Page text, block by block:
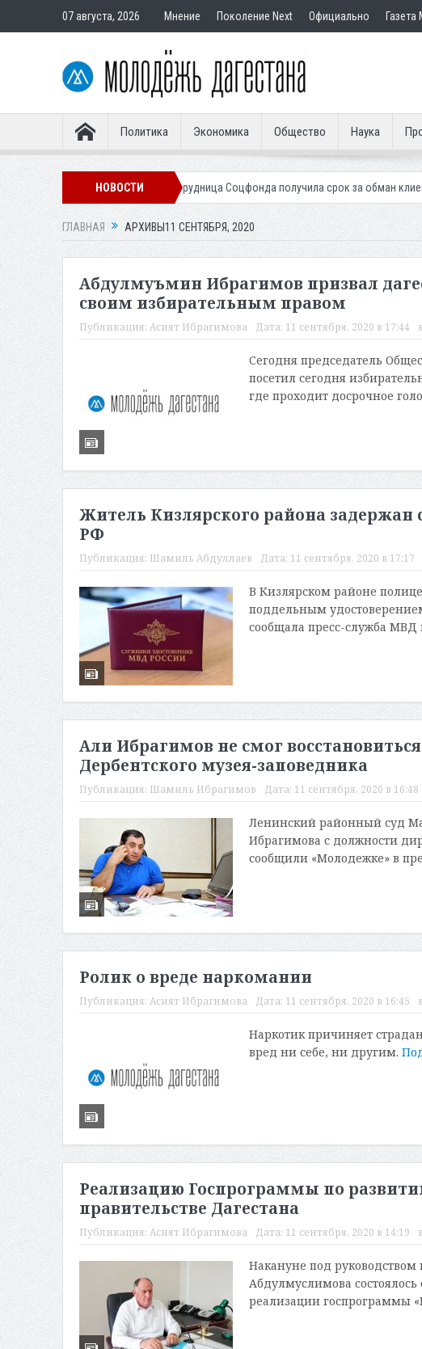
07 августа, 2026 Мнение Поколение Next Официально Газета
Политика Экономика Общество Наука
НОВОСТИ
Экс-сотрудница Соцфонда получила срок за обман клиентов
ГЛАВНАЯ АРХИВЫ11 СЕНТЯБРЯ, 2020
Абдулмуъмин Ибрагимов призвал
своим избирательным правом
Публикация: Асият Ибрагимова Дата: 11 сентября, 2020 в 17:44
Сегодня председатель
посетил сегодня
где проходит досрочное
Житель Кизлярского района
РФ
Публикация: Шамиль Абдуллаев Дата: 11 сентября, 2020 в 17:17
В Кизлярском районе
поддельным
сообщала пресс-служба МВД
Али Ибрагимов не смог
Дербентского музея-заповедника
Публикация: Шамиль Ибрагимов Дата: 11 сентября, 2020 в 16:48
Ленинский районный суд
Ибрагимова с должности
сообщили «Молодежке» в
Ролик о вреде наркомании
Публикация: Асият Ибрагимова Дата: 11 сентября, 2020 в 16:45
Наркотик причиняет
вред ни себе, ни другим.
Реализацию Госпрограммы по
правительстве Дагестана
Публикация: Асият Ибрагимова Дата: 11 сентября, 2020 в 14:19
Накануне под
Абдулмуслимова
реализации госпрограммы